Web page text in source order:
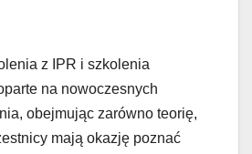
z IPR i szkolenia
na nowoczesnych
obejmując zarówno teorię,
mają okazję poznać